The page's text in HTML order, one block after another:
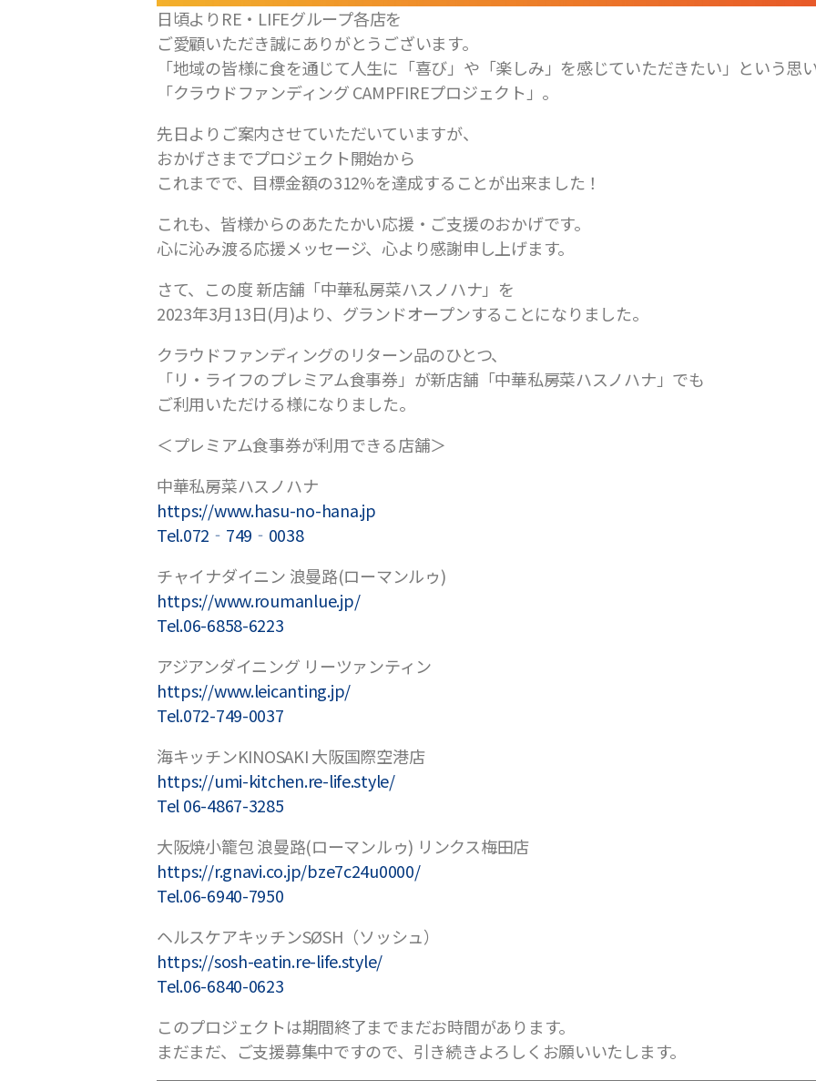
日頃よりRE・LIFEグループ各店を
ご愛顧いただき誠にありがとうございます。
「地域の皆様に食を通じて人生に「喜び」や「楽しみ」を感じていただきたい」という思
「クラウドファンディング CAMPFIREプロジェクト」。
先日よりご案内させていただいていますが、
おかげさまでプロジェクト開始から
これまでで、目標金額の312%を達成することが出来ました！
これも、皆様からのあたたかい応援・ご支援のおかげです。
心に沁み渡る応援メッセージ、心より感謝申し上げます。
さて、この度 新店舗「中華私房菜ハスノハナ」を
2023年3月13日(月)より、グランドオープンすることになりました。
クラウドファンディングのリターン品のひとつ、
「リ・ライフのプレミアム食事券」が新店舗「中華私房菜ハスノハナ」でも
ご利用いただける様になりました。
＜プレミアム食事券が利用できる店舗＞
中華私房菜ハスノハナ
https://www.hasu-no-hana.jp
Tel.072‐749‐0038
チャイナダイニン 浪曼路(ローマンルゥ)
https://www.roumanlue.jp/
Tel.06-6858-6223
アジアンダイニング リーツァンティン
https://www.leicanting.jp/
Tel.072-749-0037
海キッチンKINOSAKI 大阪国際空港店
https://umi-kitchen.re-life.style/
Tel 06-4867-3285
大阪焼小籠包 浪曼路(ローマンルゥ) リンクス梅田店
https://r.gnavi.co.jp/bze7c24u0000/
Tel.06-6940-7950
ヘルスケアキッチンSØSH（ソッシュ）
https://sosh-eatin.re-life.style/
Tel.06-6840-0623
このプロジェクトは期間終了までまだお時間があります。
まだまだ、ご支援募集中ですので、引き続きよろしくお願いいたします。